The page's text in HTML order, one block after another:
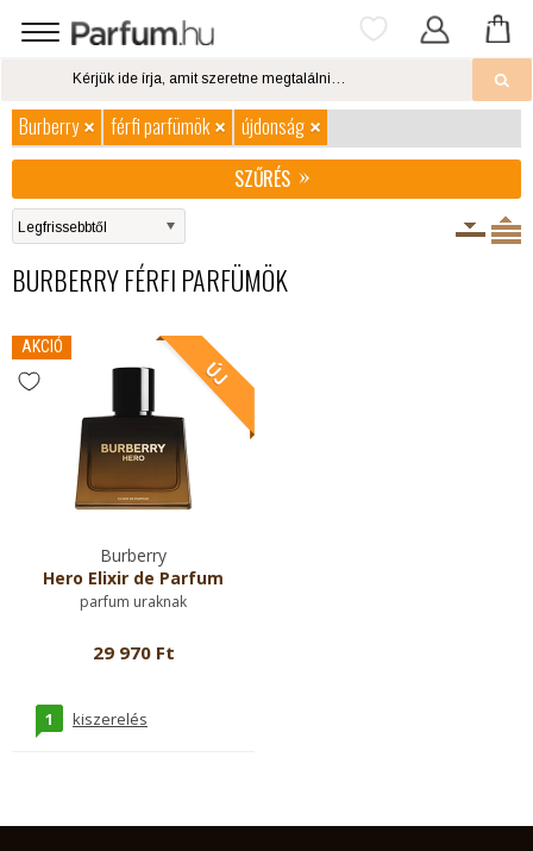
Burberry férfi parfümök
újdonság
SZŰRÉS
BURBERRY FÉRFI PARFÜMÖK
AKCIÓ
Burberry
Hero Elixir de Parfum
parfum uraknak
29 970 Ft
1 kiszerelés